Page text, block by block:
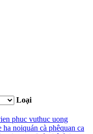
Loại
phuc vuthuc uong
ha noiquán cà phêquan ca